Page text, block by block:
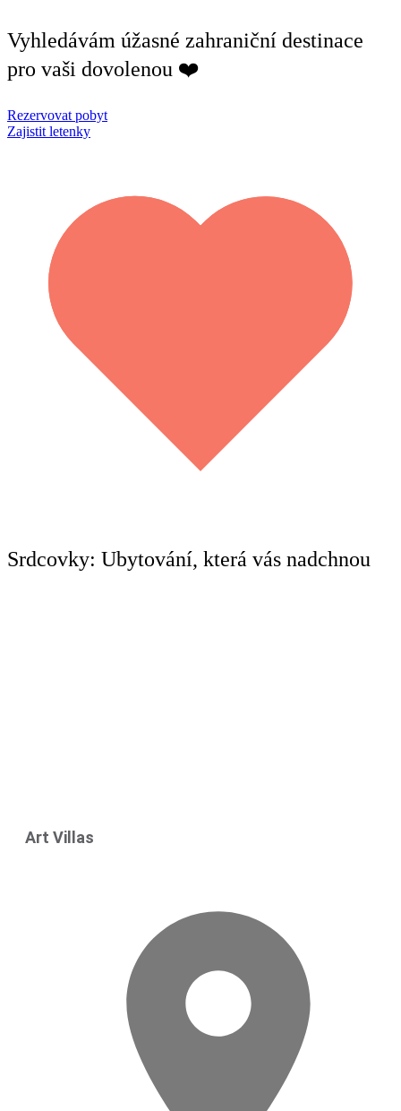
Vyhledávám úžasné zahraniční destinace
pro vaši dovolenou ❤️
Rezervovat pobyt
Zajistit letenky
Srdcovky: Ubytování, která vás nadchnou
Art Villas